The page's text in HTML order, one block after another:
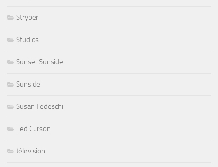
Stryper
Studios
Sunset Sunside
Sunside
Susan Tedeschi
Ted Curson
télevision